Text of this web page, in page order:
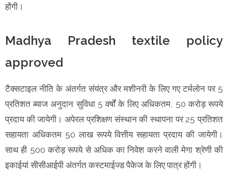
होंगी।
Madhya Pradesh textile policy
approved
टैक्सटाइल नीति के अंतर्गत संयंत्र और मशीनरी के लिए गए टर्मलोन पर 5
प्रतिशत ब्याज अनुदान सुविधा 5 वर्षों के लिए अधिकतम, 50 करोड़ रूपये
प्रदाय की जायेगी। अपेरल प्रशिक्षण संस्थान की स्थापना पर 25 प्रतिशत
सहायता अधिकतम 50 लाख रूपये वित्तीय सहायता प्रदाय की जायेगी।
साथ ही 500 करोड़ रूपये से अधिक का निवेश करने वाली मेगा श्रेणी की
इकाईयां सीसीआईपी अंतर्गत कस्टमाईज्ड पैकेज के लिए पात्र होंगी।